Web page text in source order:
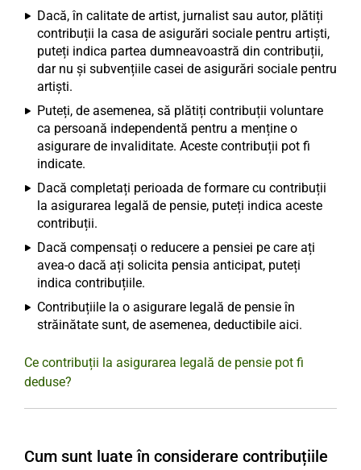
Dacă, în calitate de artist, jurnalist sau autor, plătiți
contribuții la casa de asigurări sociale pentru artiști,
puteți indica partea dumneavoastră din contribuții,
dar nu și subvențiile casei de asigurări sociale pentru
artiști.
Puteți, de asemenea, să plătiți contribuții voluntare
ca persoană independentă pentru a menține o
asigurare de invaliditate. Aceste contribuții pot fi
indicate.
Dacă completați perioada de formare cu contribuții
la asigurarea legală de pensie, puteți indica aceste
contribuții.
Dacă compensați o reducere a pensiei pe care ați
avea-o dacă ați solicita pensia anticipat, puteți
indica contribuțiile.
Contribuțiile la o asigurare legală de pensie în
străinătate sunt, de asemenea, deductibile aici.
Ce contribuții la asigurarea legală de pensie pot fi
deduse?
Cum sunt luate în considerare contribuțiile